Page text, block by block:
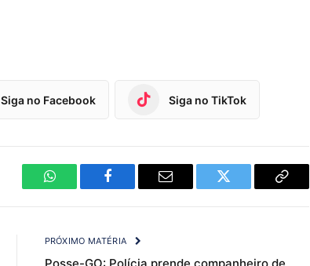
Siga no Facebook Siga no TikTok
WhatsAppFacebook Email Twitter
Copy
PRÓXIMO MATÉRIA